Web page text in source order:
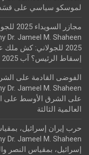
لموسكو سياسي على
2025 للجولاني: كش ملك
إسقاط الرئيس؟ آب 2025
على الشرق الأوسط على
العالمية الثالثة
إسرائيل، بمقياس النصر